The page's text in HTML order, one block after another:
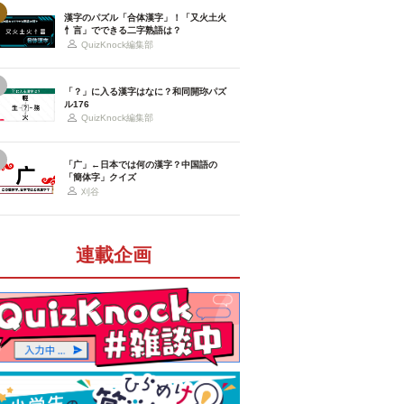
漢字のパズル「合体漢字」！「又火土火
忄言」でできる二字熟語は？
QuizKnock編集部
「？」に入る漢字はなに？和同開珎パズ
ル176
QuizKnock編集部
「广」←日本では何の漢字？中国語の
「簡体字」クイズ
刈谷
連載企画